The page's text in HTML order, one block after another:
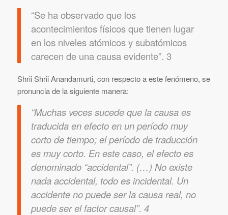
“Se ha observado que los
acontecimientos físicos que tienen lugar
en los niveles atómicos y subatómicos
carecen de una causa evidente”. 3
Shrii Shrii Anandamurti, con respecto a este fenómeno, se
pronuncia de la siguiente manera:
“Muchas veces sucede que la causa es
traducida en efecto en un período muy
corto de tiempo; el período de traducción
es muy corto. En este caso, el efecto es
denominado “accidental”. (…) No existe
nada accidental, todo es incidental. Un
accidente no puede ser la causa real, no
puede ser el factor causal”. 4